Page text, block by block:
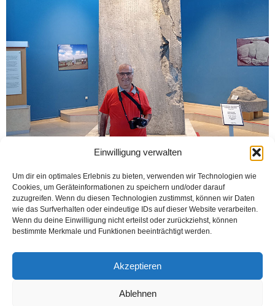
Einwilligung verwalten
Um dir ein optimales Erlebnis zu bieten, verwenden wir Technologien wie
Cookies, um Geräteinformationen zu speichern und/oder darauf
zuzugreifen. Wenn du diesen Technologien zustimmst, können wir Daten
wie das Surfverhalten oder eindeutige IDs auf dieser Website verarbeiten.
Wenn du deine Einwilligung nicht erteilst oder zurückziehst, können
bestimmte Merkmale und Funktionen beeinträchtigt werden.
Akzeptieren
Ablehnen